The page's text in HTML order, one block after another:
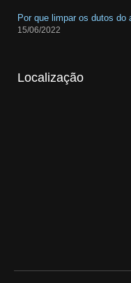
Por que limpar os dutos do
15/06/2022
Localização